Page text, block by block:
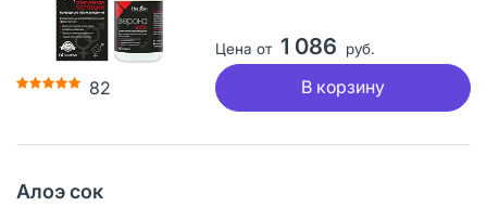
82
Цена от 1 086 руб.
В корзину
Алоэ сок